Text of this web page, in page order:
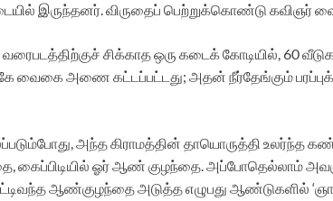
இருந்தனர். விருதைப் பெற்றுக்கொண்டு கவிஞர்
சிக்காத ஒரு கடைக் கோடியில், 60
வைகை அணை கட்டப்பட்டது; அதன் நீர்தேங்கும்
அந்த கிராமத்தின் தாயொருத்தி
கைப்பிடியில் ஓர் ஆண் குழந்தை. அப்போதெல்லாம்
ஆண்குழந்தை அடுத்த எழுபது ஆண்டுகளில்